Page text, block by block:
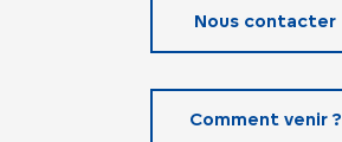
Nous contacter
Comment venir ?